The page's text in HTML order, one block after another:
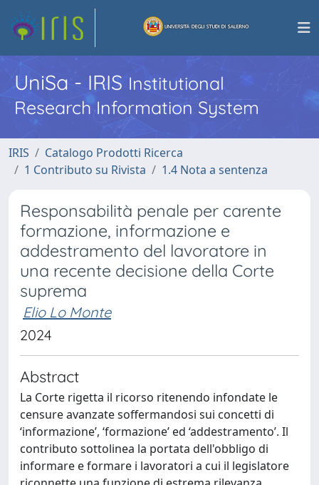
UniSa - IRISInstitutional
Research Information System
IRIS
Catalogo Prodotti Ricerca
1 Contributo su Rivista
1.4 Nota a sentenza
Responsabilità penale per carente
formazione, informazione e
addestramento del lavoratore in
una recente decisione della Corte
suprema
Elio Lo Monte
2024
Abstract
La Corte rigetta il ricorso ritenendo infondate le
censure avanzate soffermandosi sui concetti di
‘informazione’, ‘formazione’ ed ‘addestramento’. Il
contributo sottolinea la portata dell'obbligo di
informare e formare i lavoratori a cui il legislatore